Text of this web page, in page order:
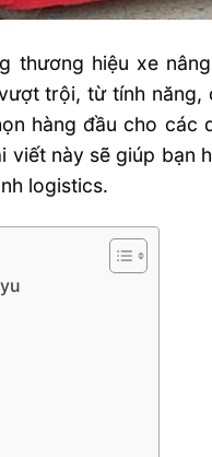
thương hiệu xe
trội, từ tính
hàng đầu cho
viết này sẽ giúp
logistics.